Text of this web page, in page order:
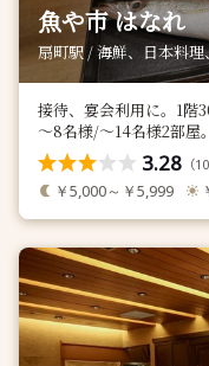
魚や市 はなれ
扇町駅 / 海鮮、日本料
接待、宴会利用に。1階
～8名様/～14名様2部屋。
3.28 （
￥5,000～￥5,999